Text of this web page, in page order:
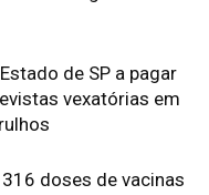
de SP a pagar
vexatórias em
doses de vacinas